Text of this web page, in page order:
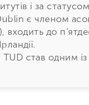
і за
є членом
входить до
став одним